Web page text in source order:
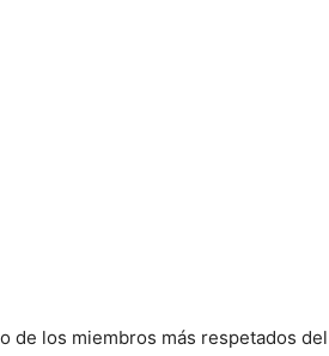
de los miembros más respetados